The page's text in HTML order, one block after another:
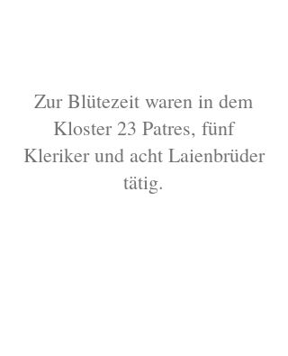
Diözese: Regensburg
Orden: Franziskaner-Reformaten
Patrozinium: St. Antonius von Padua
Gründer: Kurfürsten Ferdinand Maria von
Zur Blütezeit waren in dem
Kloster 23 Patres, fünf
Kleriker und acht Laienbrüder
tätig.